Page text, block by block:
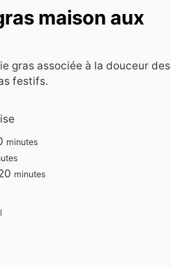
maison aux
gras associée à la douceur des
festifs.
minutes
minutes
minutes
minutes